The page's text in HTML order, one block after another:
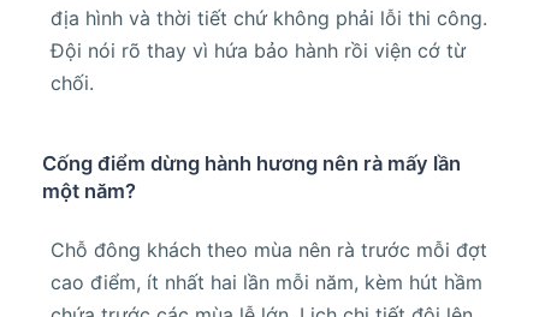
địa hình và thời tiết chứ không phải lỗi thi công.
Đội nói rõ thay vì hứa bảo hành rồi viện cớ từ
chối.
Cống điểm dừng hành hương nên rà mấy lần
một năm?
Chỗ đông khách theo mùa nên rà trước mỗi đợt
cao điểm, ít nhất hai lần mỗi năm, kèm hút hầm